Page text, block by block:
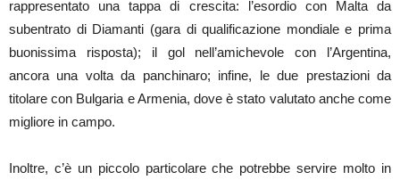
rappresentato una tappa di crescita: l’esordio con Malta da
subentrato di Diamanti (gara di qualificazione mondiale e prima
buonissima risposta); il gol nell’amichevole con l’Argentina,
ancora una volta da panchinaro; infine, le due prestazioni da
titolare con Bulgaria e Armenia, dove è stato valutato anche come
migliore in campo.
Inoltre, c’è un piccolo particolare che potrebbe servire molto in